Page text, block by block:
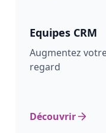
Equipes CRM
Augmentez
regard
Découvrir